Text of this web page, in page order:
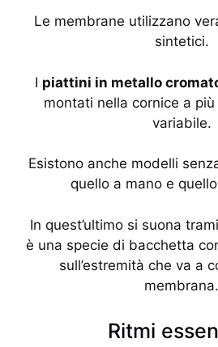
Le membrane utilizzano
sintetici.
I piattini in metallo
montati nella cornice a
variabile.
Esistono anche modelli
quello a mano e
In quest’ultimo si suona
è una specie di bacchetta
sull’estremità che va a
membrana.
Ritmi